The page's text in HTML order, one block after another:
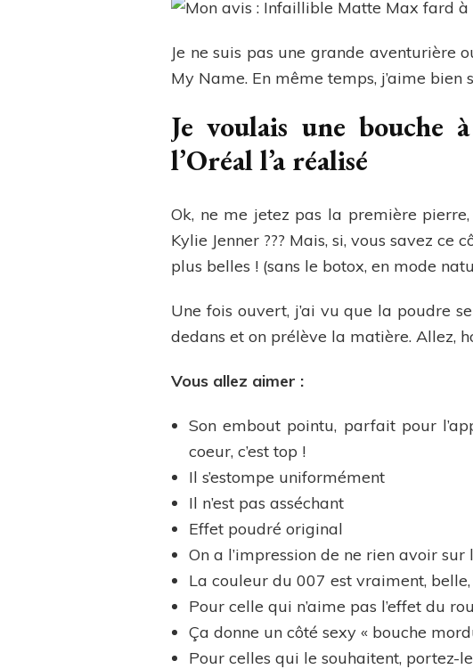
Je ne suis pas une grande aventurière
My Name. En même temps, j’aime bien
Je voulais une
l’Oréal l’a réalisé
Ok, ne me jetez pas la première
Kylie Jenner ??? Mais, si, vous savez
plus belles ! (sans le botox, en mode
Une fois ouvert, j’ai vu que la poudre
dedans et on prélève la matière. Allez,
Vous allez aimer :
Son embout pointu, parfait pour
coeur, c’est top !
Il s’estompe uniformément
Il n’est pas asséchant
Effet poudré original
On a l’impression de ne rien avoir sur
La couleur du 007 est vraiment,
Pour celle qui n’aime pas l’effet du
Ça donne un côté sexy « bouche
Pour celles qui le souhaitent, portez-